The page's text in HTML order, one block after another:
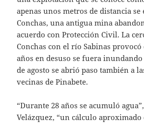
apenas unos metros de distancia se
Conchas, una antigua mina
acuerdo con Protección Civil. La
Conchas con el río Sabinas
años en desuso se fuera inundando
de agosto se abrió paso también a
vecinas de Pinabete.
“Durante 28 años se acumuló
Velázquez, “un cálculo